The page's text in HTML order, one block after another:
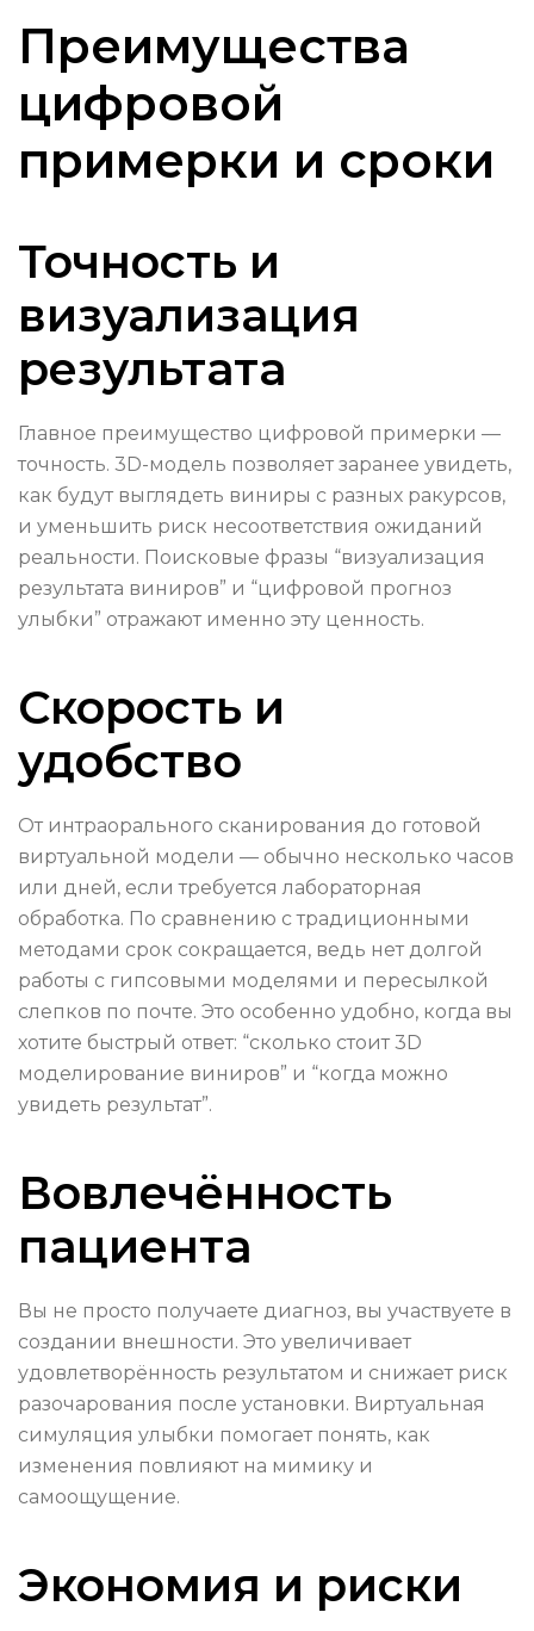
Преимущества
цифровой
примерки и сроки
Точность и
визуализация
результата
Главное преимущество цифровой примерки —
точность. 3D-модель позволяет заранее увидеть,
как будут выглядеть виниры с разных ракурсов,
и уменьшить риск несоответствия ожиданий
реальности. Поисковые фразы “визуализация
результата виниров” и “цифровой прогноз
улыбки” отражают именно эту ценность.
Скорость и
удобство
От интраорального сканирования до готовой
виртуальной модели — обычно несколько часов
или дней, если требуется лабораторная
обработка. По сравнению с традиционными
методами срок сокращается, ведь нет долгой
работы с гипсовыми моделями и пересылкой
слепков по почте. Это особенно удобно, когда вы
хотите быстрый ответ: “сколько стоит 3D
моделирование виниров” и “когда можно
увидеть результат”.
Вовлечённость
пациента
Вы не просто получаете диагноз, вы участвуете в
создании внешности. Это увеличивает
удовлетворённость результатом и снижает риск
разочарования после установки. Виртуальная
симуляция улыбки помогает понять, как
изменения повлияют на мимику и
самоощущение.
Экономия и риски